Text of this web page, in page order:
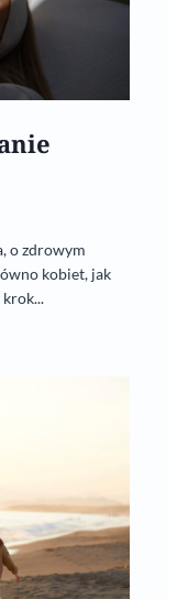
o zdrowym
kobiet, jak